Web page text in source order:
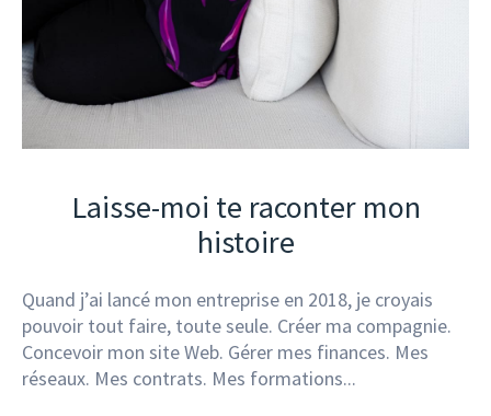
Laisse-moi te raconter mon
histoire
Quand j’ai lancé mon entreprise en 2018, je croyais
pouvoir tout faire, toute seule. Créer ma compagnie.
Concevoir mon site Web. Gérer mes finances. Mes
réseaux. Mes contrats. Mes formations...